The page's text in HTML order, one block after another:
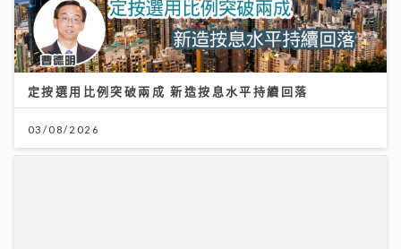
定按選用比例突破兩成 新造按息水平持續回落
03/08/2026